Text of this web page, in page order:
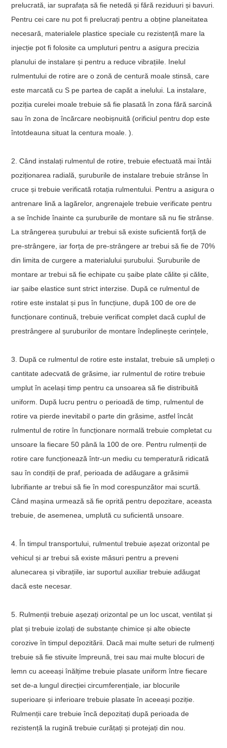
prelucrată, iar suprafața să fie netedă și fără reziduuri și bavuri.
Pentru cei care nu pot fi prelucrați pentru a obține planeitatea
necesară, materialele plastice speciale cu rezistență mare la
injecție pot fi folosite ca umpluturi pentru a asigura precizia
planului de instalare și pentru a reduce vibrațiile. Inelul
rulmentului de rotire are o zonă de centură moale stinsă, care
este marcată cu S pe partea de capăt a inelului. La instalare,
poziția curelei moale trebuie să fie plasată în zona fără sarcină
sau în zona de încărcare neobișnuită (orificiul pentru dop este
întotdeauna situat la centura moale. ).
2. Când instalați rulmentul de rotire, trebuie efectuată mai întâi
poziționarea radială, șuruburile de instalare trebuie strânse în
cruce și trebuie verificată rotația rulmentului. Pentru a asigura o
antrenare lină a lagărelor, angrenajele trebuie verificate pentru
a se închide înainte ca șuruburile de montare să nu fie strânse.
La strângerea șurubului ar trebui să existe suficientă forță de
pre-strângere, iar forța de pre-strângere ar trebui să fie de 70%
din limita de curgere a materialului șurubului. Șuruburile de
montare ar trebui să fie echipate cu șaibe plate călite și călite,
iar șaibe elastice sunt strict interzise. După ce rulmentul de
rotire este instalat și pus în funcțiune, după 100 de ore de
funcționare continuă, trebuie verificat complet dacă cuplul de
prestrângere al șuruburilor de montare îndeplinește cerințele,
3. După ce rulmentul de rotire este instalat, trebuie să umpleți o
cantitate adecvată de grăsime, iar rulmentul de rotire trebuie
umplut în același timp pentru ca unsoarea să fie distribuită
uniform. După lucru pentru o perioadă de timp, rulmentul de
rotire va pierde inevitabil o parte din grăsime, astfel încât
rulmentul de rotire în funcționare normală trebuie completat cu
unsoare la fiecare 50 până la 100 de ore. Pentru rulmenții de
rotire care funcționează într-un mediu cu temperatură ridicată
sau în condiții de praf, perioada de adăugare a grăsimii
lubrifiante ar trebui să fie în mod corespunzător mai scurtă.
Când mașina urmează să fie oprită pentru depozitare, aceasta
trebuie, de asemenea, umplută cu suficientă unsoare.
4. În timpul transportului, rulmentul trebuie așezat orizontal pe
vehicul și ar trebui să existe măsuri pentru a preveni
alunecarea și vibrațiile, iar suportul auxiliar trebuie adăugat
dacă este necesar.
5. Rulmenții trebuie așezați orizontal pe un loc uscat, ventilat și
plat și trebuie izolați de substanțe chimice și alte obiecte
corozive în timpul depozitării. Dacă mai multe seturi de rulmenți
trebuie să fie stivuite împreună, trei sau mai multe blocuri de
lemn cu aceeași înălțime trebuie plasate uniform între fiecare
set de-a lungul direcției circumferențiale, iar blocurile
superioare și inferioare trebuie plasate în aceeași poziție.
Rulmenții care trebuie încă depozitați după perioada de
rezistență la rugină trebuie curățați și protejați din nou.